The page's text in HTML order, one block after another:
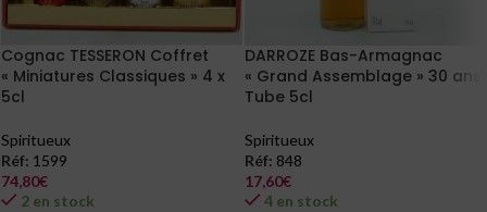
Cognac TESSERON Coffret
« Miniatures Classiques » 4 x
5cl
Spiritueux
Réf: 1599
74,80€
2 en stock
DARROZE Bas-Armagnac
« Grand Assemblage » 30 ans
Tube 5cl
Spiritueux
Réf: 848
17,60€
4 en stock